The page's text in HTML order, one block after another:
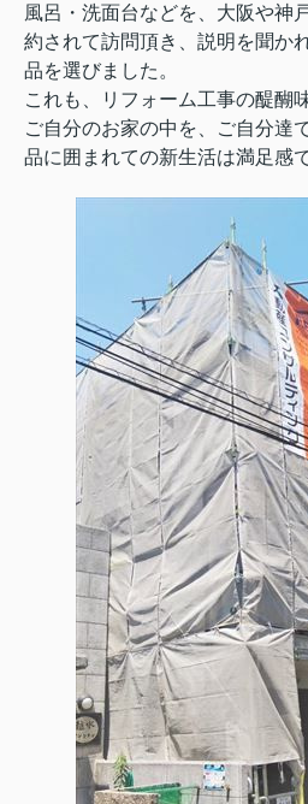
風呂・洗面台などを、大阪や神
約されて訪問頂き、説明を聞か
品を選びました。
これも、リフォーム工事の醍醐
ご自分のお家の中を、ご自分達
品に囲まれての新生活は満足感